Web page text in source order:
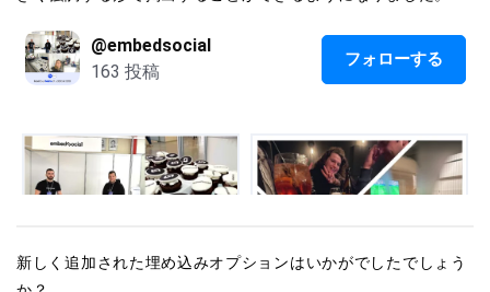
新しく追加された埋め込みオプションはいかがでしたでしょう